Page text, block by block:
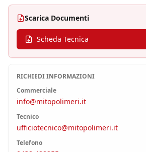
Scarica Documenti
Scheda Tecnica
RICHIEDI INFORMAZIONI
Commerciale
info@mitopolimeri.it
Tecnico
ufficiotecnico@mitopolimeri.it
Telefono